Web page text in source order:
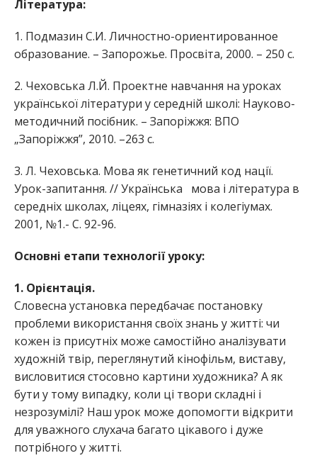
Література:
1. Подмазин С.И. Личностно-ориентированное
образование. – Запорожье. Просвіта, 2000. – 250 с.
2. Чеховська Л.Й. Проектне навчання на уроках
української літератури у середній школі: Науково-
методичний посібник. – Запоріжжя: ВПО
„Запоріжжя”, 2010. –263 с.
3. Л. Чеховська. Мова як генетичний код нації.
Урок-запитання. // Українська мова і література в
середніх школах, ліцеях, гімназіях і колегіумах.
2001, №1.- С. 92-96.
Основні етапи технології уроку:
1. Орієнтація.
Словесна установка передбачає постановку
проблеми використання своїх знань у житті: чи
кожен із присутніх може самостійно аналізувати
художній твір, переглянутий кінофільм, виставу,
висловитися стосовно картини художника? А як
бути у тому випадку, коли ці твори складні і
незрозумілі? Наш урок може допомогти відкрити
для уважного слухача багато цікавого і дуже
потрібного у житті.